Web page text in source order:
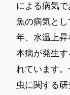
による病気
魚の病気と
年、水温上
本病が発生
れています
虫に関する